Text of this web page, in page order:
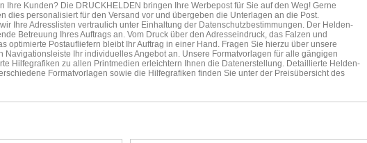
Ihre Kunden? Die DRUCKHELDEN bringen Ihre Werbepost für Sie auf den Weg! Gerne
dies personalisiert für den Versand vor und übergeben die Unterlagen an die Post.
Ihre Adresslisten vertraulich unter Einhaltung der Datenschutzbestimmungen. Der Helden-
Betreuung Ihres Auftrags an. Vom Druck über den Adresseindruck, das Falzen und
optimierte Postaufliefern bleibt Ihr Auftrag in einer Hand. Fragen Sie hierzu über unsere
Navigationsleiste Ihr individuelles Angebot an. Unsere Formatvorlagen für alle gängigen
Hilfegrafiken zu allen Printmedien erleichtern Ihnen die Datenerstellung. Detaillierte Helden-
Formatvorlagen sowie die Hilfegrafiken finden Sie unter der Preisübersicht des